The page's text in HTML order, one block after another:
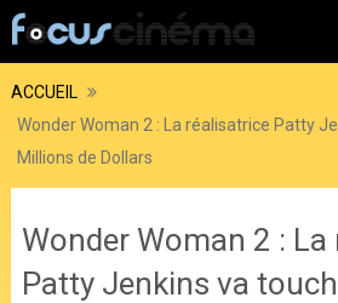
ACCUEIL
Wonder Woman 2 : La réalisatrice Patty
Millions de Dollars
Wonder Woman 2 :
Patty Jenkins va